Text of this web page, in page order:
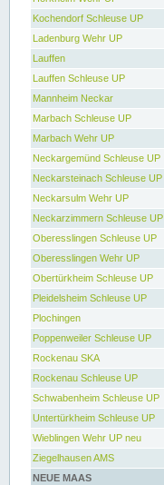
Kochendorf Schleuse UP
Ladenburg Wehr UP
Lauffen
Lauffen Schleuse UP
Mannheim Neckar
Marbach Schleuse UP
Marbach Wehr UP
Neckargemünd Schleuse UP
Neckarsteinach Schleuse UP
Neckarsulm Wehr UP
Neckarzimmern Schleuse UP
Oberesslingen Schleuse UP
Oberesslingen Wehr UP
Obertürkheim Schleuse UP
Pleidelsheim Schleuse UP
Plochingen
Poppenweiler Schleuse UP
Rockenau SKA
Rockenau Schleuse UP
Schwabenheim Schleuse UP
Untertürkheim Schleuse UP
Wieblingen Wehr UP neu
Ziegelhausen AMS
NEUE MAAS